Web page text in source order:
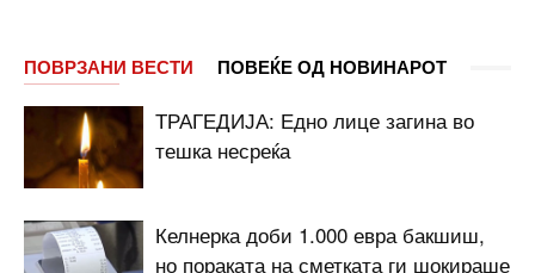
ПОВРЗАНИ ВЕСТИ ПОВЕЌЕ ОД НОВИНАРОТ
ТРАГЕДИЈА: Едно лице загина во
тешка несреќа
Келнерка доби 1.000 евра бакшиш,
но пораката на сметката ги шокираше